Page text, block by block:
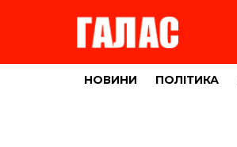
НОВИНИ ПОЛІТИКА